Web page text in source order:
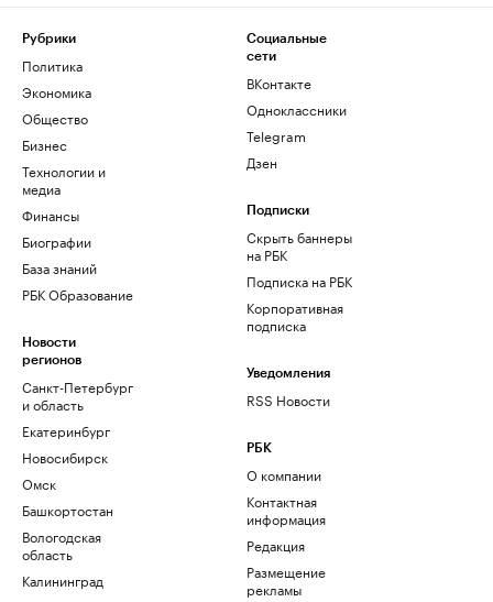
Рубрики
Политика
Экономика
Общество
Бизнес
Технологии и
медиа
Финансы
Биографии
База знаний
РБК Образование
Новости
регионов
Санкт-Петербург
и область
Екатеринбург
Новосибирск
Омск
Башкортостан
Вологодская
область
Калининград
Социальные
сети
ВКонтакте
Одноклассники
Telegram
Дзен
Подписки
Скрыть баннеры
на РБК
Подписка на РБК
Корпоративная
подписка
Уведомления
RSS Новости
РБК
О компании
Контактная
информация
Редакция
Размещение
рекламы